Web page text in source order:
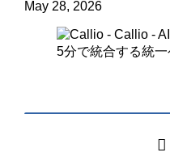
May 28, 2026